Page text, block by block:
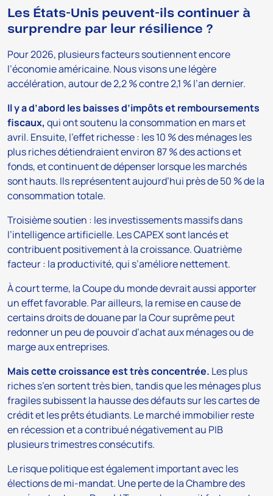
Les États-Unis peuvent-ils continuer à
surprendre par leur résilience ?
Pour 2026, plusieurs facteurs soutiennent encore
l’économie américaine. Nous visons une légère
accélération, autour de 2,2 % contre 2,1 % l’an dernier.
Il y a d’abord les baisses d’impôts et remboursements
fiscaux, qui ont soutenu la consommation en mars et
avril. Ensuite, l’effet richesse : les 10 % des ménages les
plus riches détiendraient environ 87 % des actions et
fonds, et continuent de dépenser lorsque les marchés
sont hauts. Ils représentent aujourd’hui près de 50 % de la
consommation totale.
Troisième soutien : les investissements massifs dans
l’intelligence artificielle. Les CAPEX sont lancés et
contribuent positivement à la croissance. Quatrième
facteur : la productivité, qui s’améliore nettement.
À court terme, la Coupe du monde devrait aussi apporter
un effet favorable. Par ailleurs, la remise en cause de
certains droits de douane par la Cour suprême peut
redonner un peu de pouvoir d’achat aux ménages ou de
marge aux entreprises.
Mais cette croissance est très concentrée. Les plus
riches s’en sortent très bien, tandis que les ménages plus
fragiles subissent la hausse des défauts sur les cartes de
crédit et les prêts étudiants. Le marché immobilier reste
en récession et a contribué négativement au PIB
plusieurs trimestres consécutifs.
Le risque politique est également important avec les
élections de mi-mandat. Une perte de la Chambre des